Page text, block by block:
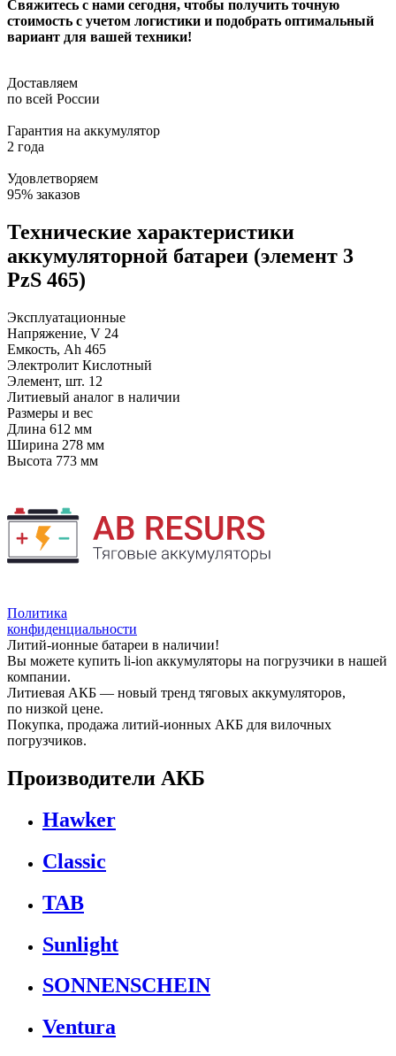
Свяжитесь с нами сегодня, чтобы получить точную
стоимость с учетом логистики и подобрать оптимальный
вариант для вашей техники!
Доставляем
по всей России
Гарантия на аккумулятор
2 года
Удовлетворяем
95% заказов
Технические характеристики
аккумуляторной батареи (элемент 3
PzS 465)
Эксплуатационные
Напряжение, V 24
Емкость, Ah 465
Электролит Кислотный
Элемент, шт. 12
Литиевый аналог в наличии
Размеры и вес
Длина 612 мм
Ширина 278 мм
Высота 773 мм
Политика
конфиденциальности
Литий-ионные батареи в наличии!
Вы можете купить li-ion аккумуляторы на погрузчики в нашей
компании.
Литиевая АКБ — новый тренд тяговых аккумуляторов,
по низкой цене.
Покупка, продажа литий-ионных АКБ для вилочных
погрузчиков.
Производители АКБ
Hawker
Classic
TAB
Sunlight
SONNENSCHEIN
Ventura